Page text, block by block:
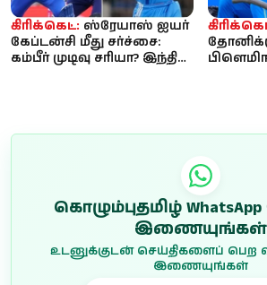
கிரிக்கெட்: ஸ்ரேயாஸ் ஐயர்
கேப்டன்சி மீது சர்ச்சை:
கம்பீர் முடிவு சரியா? இந்திய
கொழும்புதமிழ்
இணையுங்கள்
உடனுக்குடன் செய்திகளைப் பெற
இணையுங்கள்